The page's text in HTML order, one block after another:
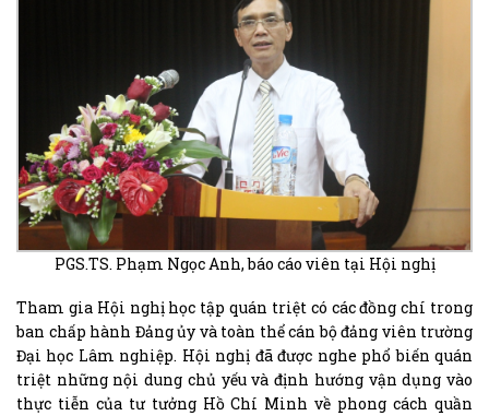
PGS.TS. Phạm Ngọc Anh, báo cáo viên tại Hội nghị
Tham gia Hội nghị học tập quán triệt có các đồng chí trong
ban chấp hành Đảng ủy và toàn thể cán bộ đảng viên trường
Đại học Lâm nghiệp. Hội nghị đã được nghe phổ biến quán
triệt những nội dung chủ yếu và định hướng vận dụng vào
thực tiễn của tư tưởng Hồ Chí Minh về phong cách quần